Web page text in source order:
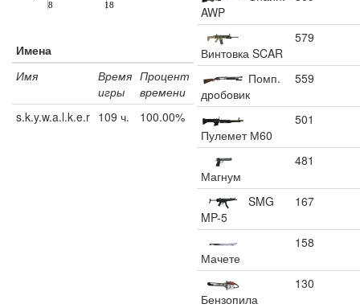
8 18
Имена
Имя
Время
игры
Процент
времени
s.k.y.w.a.l.k.e.r 109 ч. 100.00%
AWP
Винтовка SCAR
579
Помп.
дробовик
559
Пулемет М60
501
Магнум
481
SMG
MP-5
167
Мачете
158
Бензопила
130